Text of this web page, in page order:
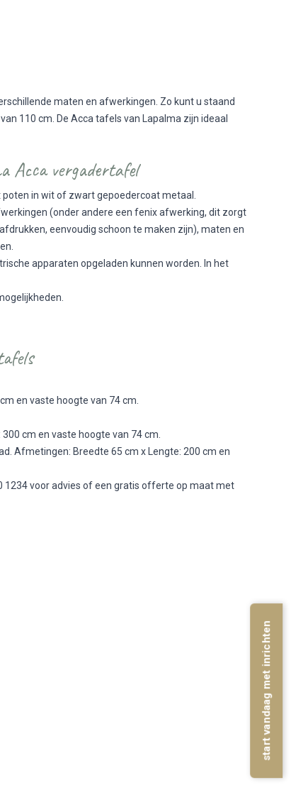
maten en afwerkingen. Zo kunt u staand
110 cm. De Acca tafels van Lapalma zijn ideaal
Acca vergadertafel
in wit of zwart gepoedercoat metaal.
(onder andere een fenix afwerking, dit zorgt
eenvoudig schoon te maken zijn), maten en
apparaten opgeladen kunnen worden. In het
en vaste hoogte van 74 cm.
cm en vaste hoogte van 74 cm.
Afmetingen: Breedte 65 cm x Lengte: 200 cm en
1234 voor advies of een gratis offerte op maat met
start vandaag met inrichten